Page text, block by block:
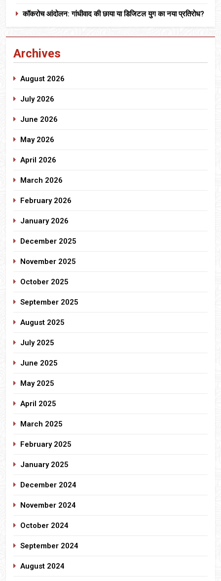
कॉकरोच आंदोलन: गांधीवाद की छाया या डिजिटल युग का नया प्रतिरोध?
Archives
August 2026
July 2026
June 2026
May 2026
April 2026
March 2026
February 2026
January 2026
December 2025
November 2025
October 2025
September 2025
August 2025
July 2025
June 2025
May 2025
April 2025
March 2025
February 2025
January 2025
December 2024
November 2024
October 2024
September 2024
August 2024